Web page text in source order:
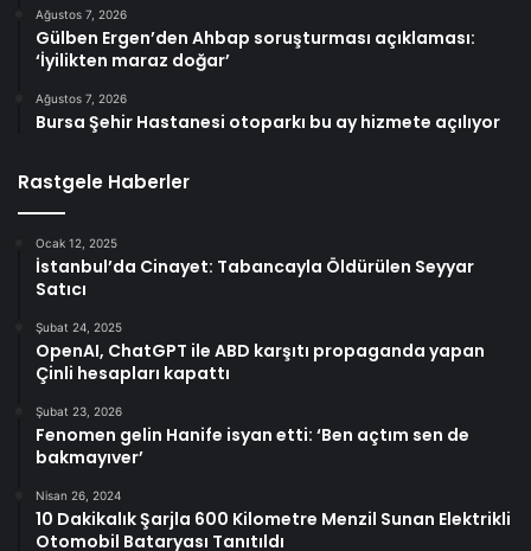
Ağustos 7, 2026
Gülben Ergen’den Ahbap soruşturması açıklaması:
‘İyilikten maraz doğar’
Ağustos 7, 2026
Bursa Şehir Hastanesi otoparkı bu ay hizmete açılıyor
Rastgele Haberler
Ocak 12, 2025
İstanbul’da Cinayet: Tabancayla Öldürülen Seyyar
Satıcı
Şubat 24, 2025
OpenAI, ChatGPT ile ABD karşıtı propaganda yapan
Çinli hesapları kapattı
Şubat 23, 2026
Fenomen gelin Hanife isyan etti: ‘Ben açtım sen de
bakmayıver’
Nisan 26, 2024
10 Dakikalık Şarjla 600 Kilometre Menzil Sunan Elektrikli
Otomobil Bataryası Tanıtıldı